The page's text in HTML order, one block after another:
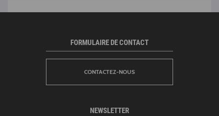
FORMULAIRE DE CONTACT
CONTACTEZ-NOUS
NEWSLETTER